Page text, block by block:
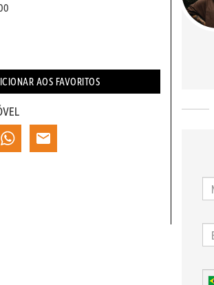
AOS FAVORITOS